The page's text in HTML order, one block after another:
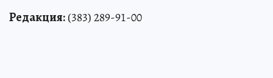
Редакция:(383) 289-91-00